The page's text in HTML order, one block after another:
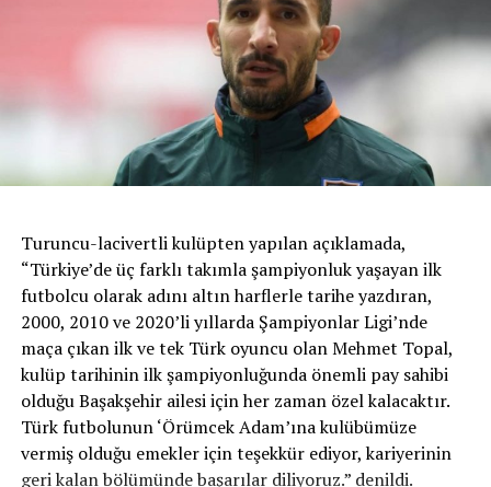
Turuncu-lacivertli kulüpten yapılan açıklamada,
“Türkiye’de üç farklı takımla şampiyonluk yaşayan ilk
futbolcu olarak adını altın harflerle tarihe yazdıran,
2000, 2010 ve 2020’li yıllarda Şampiyonlar Ligi’nde
maça çıkan ilk ve tek Türk oyuncu olan Mehmet Topal,
kulüp tarihinin ilk şampiyonluğunda önemli pay sahibi
olduğu Başakşehir ailesi için her zaman özel kalacaktır.
Türk futbolunun ‘Örümcek Adam’ına kulübümüze
vermiş olduğu emekler için teşekkür ediyor, kariyerinin
geri kalan bölümünde başarılar diliyoruz.” denildi.